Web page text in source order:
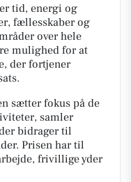
tid, energi og
fællesskaber og
over hele
mulighed for at
der fortjener
sætter fokus på de
samler
bidrager til
Prisen har til
frivillige yder